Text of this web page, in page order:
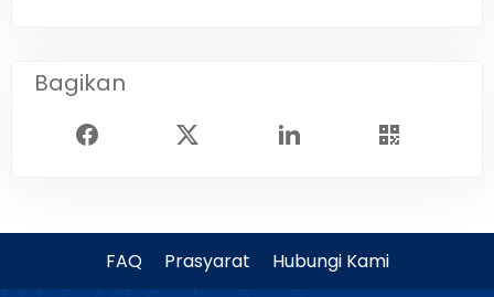
Bagikan
FAQ Prasyarat Hubungi Kami